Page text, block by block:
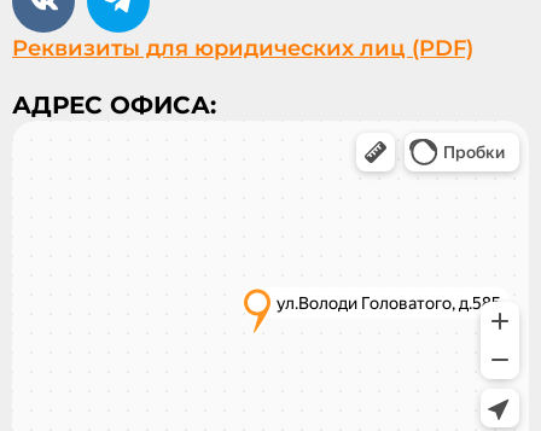
Реквизиты для юридических лиц (PDF)
АДРЕС ОФИСА: